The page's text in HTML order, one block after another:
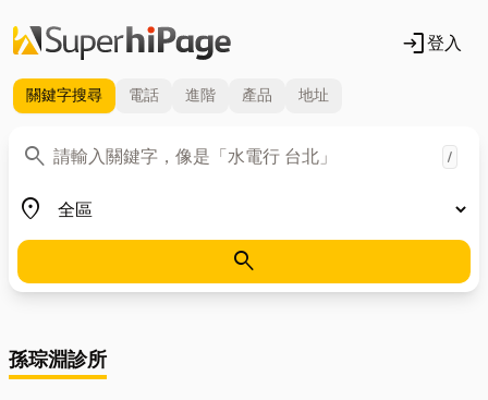
login登入
關鍵字搜尋 電話 進階 產品 地址
search
關鍵字 /
place
地區
search
孫琮淵診所